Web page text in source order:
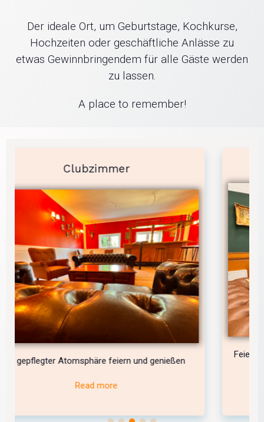
Der ideale Ort, um Geburtstage, Kochkurse,
Hochzeiten oder geschäftliche Anlässe zu
etwas Gewinnbringendem für alle Gäste werden
zu lassen.
A place to remember!
Feiern in einem edlen Ambiente mit französischen
Jagdmöbeln